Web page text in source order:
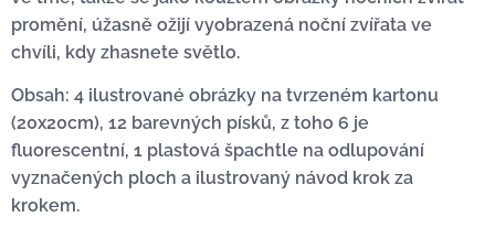
promění, úžasně ožijí vyobrazená noční zvířata ve
chvíli, kdy zhasnete světlo.
Obsah: 4 ilustrované obrázky na tvrzeném kartonu
(20x20cm), 12 barevných písků, z toho 6 je
fluorescentní, 1 plastová špachtle na odlupování
vyznačených ploch a ilustrovaný návod krok za
krokem.